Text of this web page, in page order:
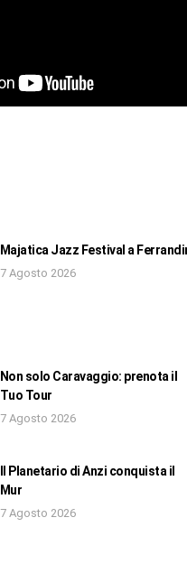
Majatica Jazz Festival a
7 Agosto 2026
Non solo Caravaggio: prenota il
Tuo Tour
7 Agosto 2026
Il Planetario di Anzi conquista il
Mur
7 Agosto 2026